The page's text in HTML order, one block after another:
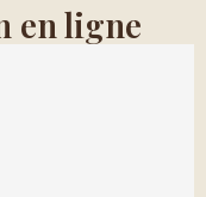
en ligne